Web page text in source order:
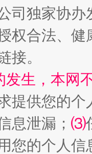
司独家协
权合法、
接。
发生，本网
提供您的个
息泄漏； ⑶
您的个人